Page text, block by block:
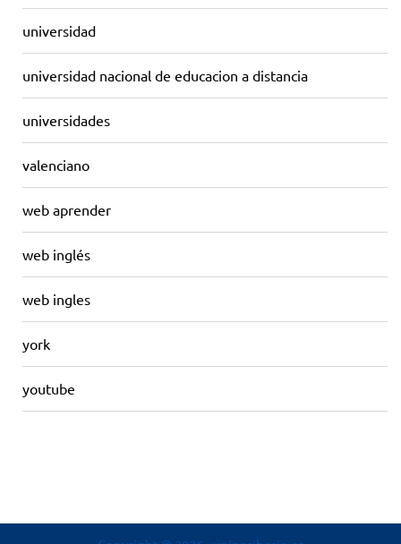
universidad
universidad nacional de educacion a distancia
universidades
valenciano
web aprender
web inglés
web ingles
york
youtube